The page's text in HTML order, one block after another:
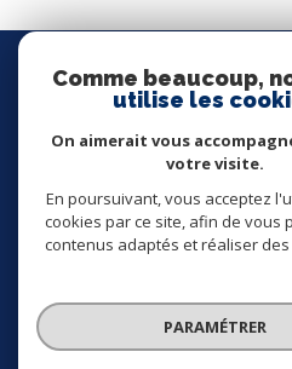
Comme beaucoup,
utilise les
On aimerait vous
votre visite.
En poursuivant, vous acceptez
cookies par ce site, afin de vous
contenus adaptés et réaliser
PARAMÉTRER